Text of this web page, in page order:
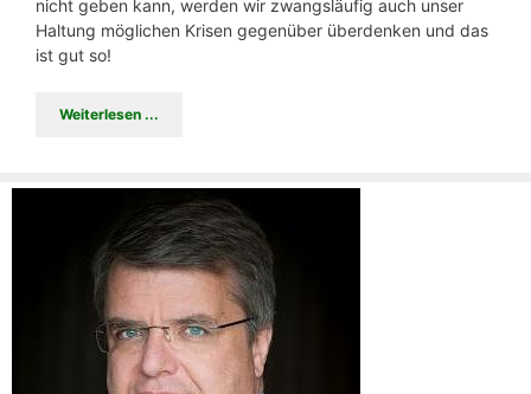
nicht geben kann, werden wir zwangsläufig auch unser
Haltung möglichen Krisen gegenüber überdenken und das
ist gut so!
Weiterlesen ...